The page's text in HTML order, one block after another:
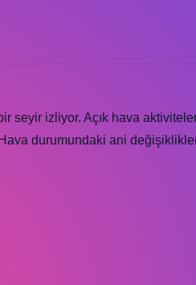
seyir izliyor. Açık hava
durumundaki ani